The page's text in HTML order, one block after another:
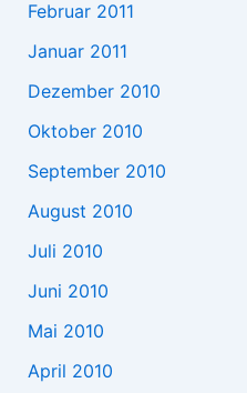
Februar 2011
Januar 2011
Dezember 2010
Oktober 2010
September 2010
August 2010
Juli 2010
Juni 2010
Mai 2010
April 2010